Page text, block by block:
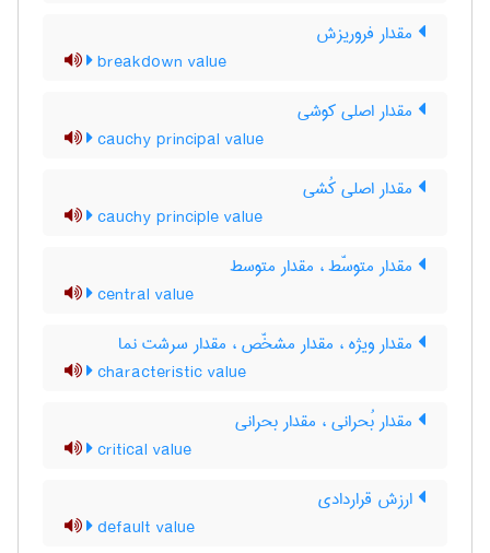
مقدار فروریزش
breakdown value
مقدار اصلی کوشی
cauchy principal value
مقدار اصلی کُشی
cauchy principle value
مقدار متوسّط ، مقدار متوسط
central value
مقدار ویژه ، مقدار مشخّص ، مقدار سرشت نما
characteristic value
مقدار بُحرانی ، مقدار بحرانی
critical value
ارزش قراردادی
default value